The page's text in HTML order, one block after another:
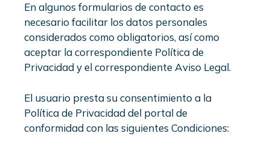
En algunos formularios de contacto es
necesario facilitar los datos personales
considerados como obligatorios, así como
aceptar la correspondiente Política de
Privacidad y el correspondiente Aviso Legal.
El usuario presta su consentimiento a la
Política de Privacidad del portal de
conformidad con las siguientes Condiciones: